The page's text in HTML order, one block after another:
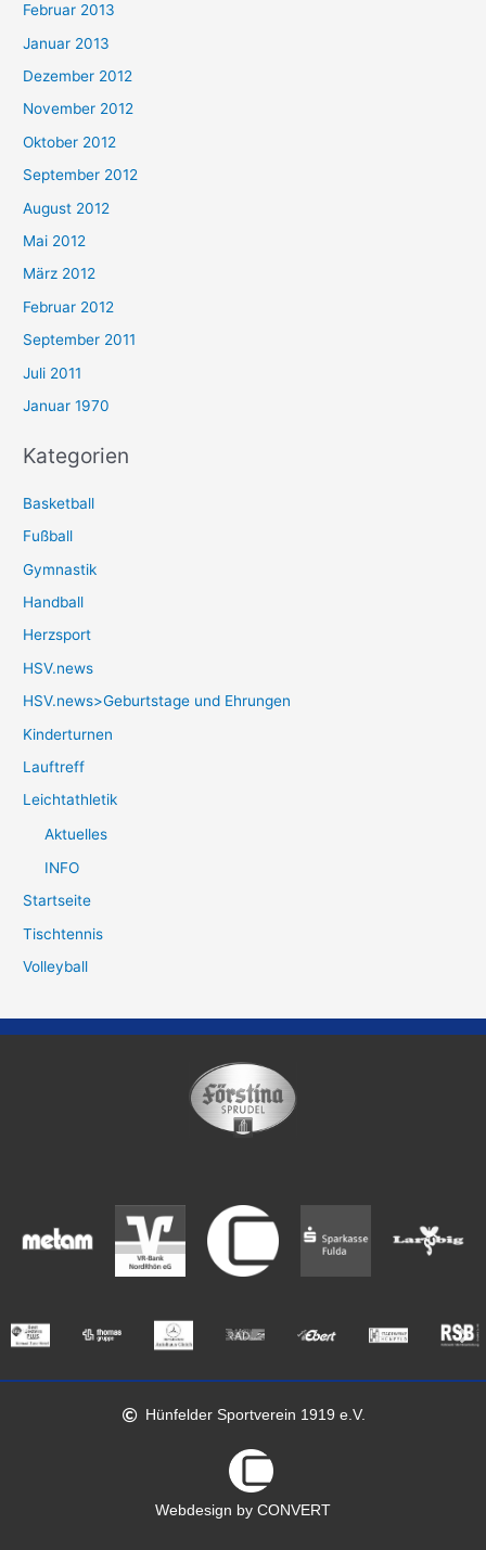
Februar 2013
Januar 2013
Dezember 2012
November 2012
Oktober 2012
September 2012
August 2012
Mai 2012
März 2012
Februar 2012
September 2011
Juli 2011
Januar 1970
Kategorien
Basketball
Fußball
Gymnastik
Handball
Herzsport
HSV.news
HSV.news>Geburtstage und Ehrungen
Kinderturnen
Lauftreff
Leichtathletik
Aktuelles
INFO
Startseite
Tischtennis
Volleyball
Hünfelder Sportverein 1919 e.V.
Webdesign by CONVERT